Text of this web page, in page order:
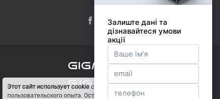
Этот сайт использует cookieс целью улучшения
пользовательского опыта. Оставаясь на сайте, Вы даете